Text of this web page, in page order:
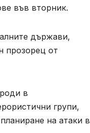
във вторник.
държави,
прозорец от
в
групи,
на атаки в